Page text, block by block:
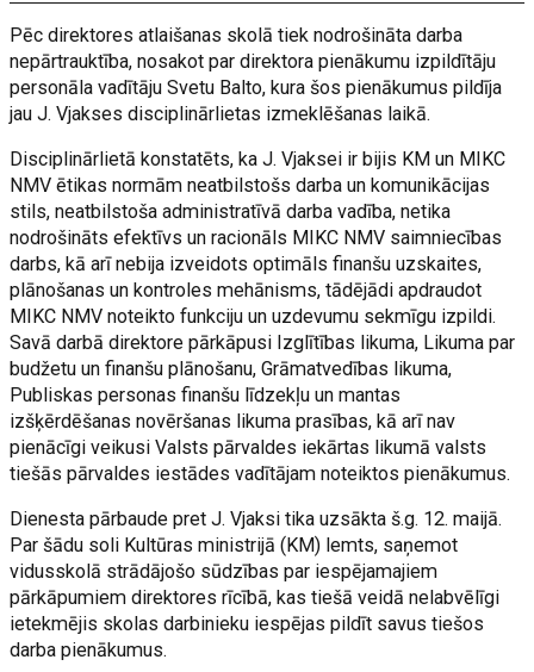
Pēc direktores atlaišanas skolā tiek nodrošināta darba
nepārtrauktība, nosakot par direktora pienākumu izpildītāju
personāla vadītāju Svetu Balto, kura šos pienākumus pildīja
jau J. Vjakses disciplinārlietas izmeklēšanas laikā.
Disciplinārlietā konstatēts, ka J. Vjaksei ir bijis KM un MIKC
NMV ētikas normām neatbilstošs darba un komunikācijas
stils, neatbilstoša administratīvā darba vadība, netika
nodrošināts efektīvs un racionāls MIKC NMV saimniecības
darbs, kā arī nebija izveidots optimāls finanšu uzskaites,
plānošanas un kontroles mehānisms, tādējādi apdraudot
MIKC NMV noteikto funkciju un uzdevumu sekmīgu izpildi.
Savā darbā direktore pārkāpusi Izglītības likuma, Likuma par
budžetu un finanšu plānošanu, Grāmatvedības likuma,
Publiskas personas finanšu līdzekļu un mantas
izšķērdēšanas novēršanas likuma prasības, kā arī nav
pienācīgi veikusi Valsts pārvaldes iekārtas likumā valsts
tiešās pārvaldes iestādes vadītājam noteiktos pienākumus.
Dienesta pārbaude pret J. Vjaksi tika uzsākta š.g. 12. maijā.
Par šādu soli Kultūras ministrijā (KM) lemts, saņemot
vidusskolā strādājošo sūdzības par iespējamajiem
pārkāpumiem direktores rīcībā, kas tiešā veidā nelabvēlīgi
ietekmējis skolas darbinieku iespējas pildīt savus tiešos
darba pienākumus.